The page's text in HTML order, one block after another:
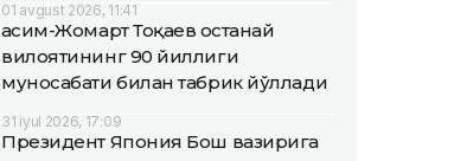
01 avgust 2026, 11:41
Қасим-Жомарт Тоқаев Қостанай
вилоятининг 90 йиллиги
муносабати билан табрик йўллади
31 iyul 2026, 17:09
Президент Япония Бош вазирига